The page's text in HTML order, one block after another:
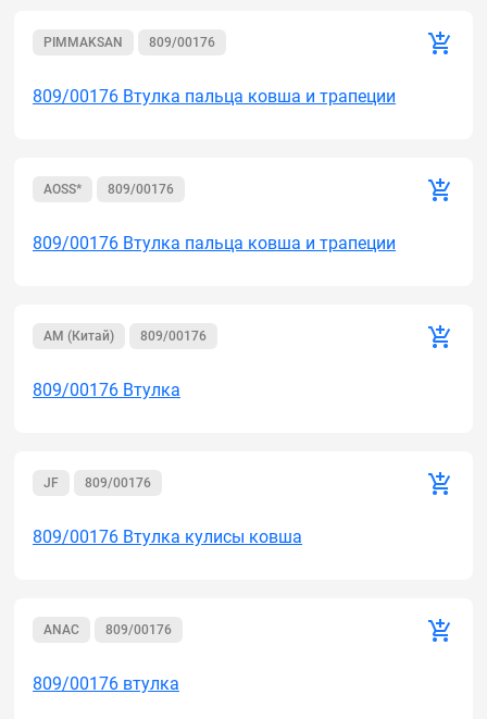
PIMMAKSAN 809/00176
809/00176 Втулка пальца ковша и трапеции
AOSS* 809/00176
809/00176 Втулка пальца ковша и трапеции
AM (Китай) 809/00176
809/00176 Втулка
JF 809/00176
809/00176 Втулка кулисы ковша
ANAC 809/00176
809/00176 втулка